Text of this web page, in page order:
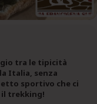
tra le tipicità
Italia, senza
sportivo che ci
trekking!